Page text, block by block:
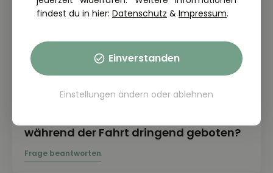
THEORIE FRAGE: 2.2.23-045
Weshalb ist das Tragen einer
während der Fahrt dringend geboten?
findest du in hier: Datenschutz & Impressum.
Einverstanden
Einstellungen ändern oder ablehnen